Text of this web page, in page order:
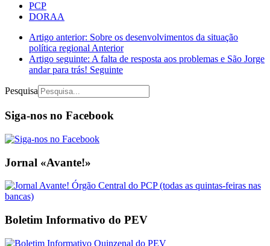
PCP
DORAA
Artigo anterior: Sobre os desenvolvimentos da situação
política regionalAnterior
Artigo seguinte: A falta de resposta aos problemas e São Jorge
andar para trás! Seguinte
Pesquisa
Siga-nos no Facebook
Jornal «Avante!»
Boletim Informativo do PEV